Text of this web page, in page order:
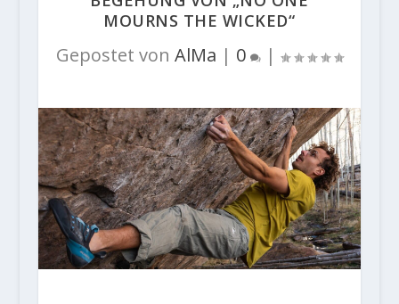
MOURNS THE WICKED“
Gepostet von AlMa | 0 |